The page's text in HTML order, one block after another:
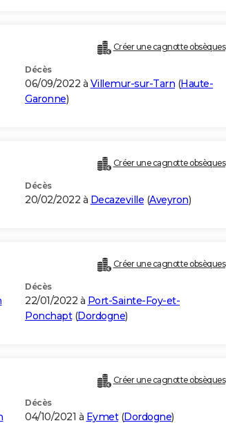
Créer une cagnotte obsèques
Décès
06/09/2022 à Villemur-sur-Tarn (Haute-
Garonne)
Créer une cagnotte obsèques
Décès
20/02/2022 à Decazeville (Aveyron)
Créer une cagnotte obsèques
Décès
22/01/2022 à Port-Sainte-Foy-et-
Ponchapt(Dordogne)
Créer une cagnotte obsèques
Décès
04/10/2021 à Eymet(Dordogne)